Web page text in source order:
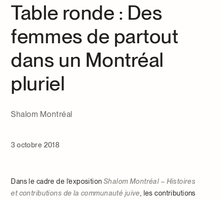
Table ronde : Des
femmes de partout
dans un Montréal
pluriel
Shalom Montréal
3 octobre 2018
Dans le cadre de l’exposition Shalom Montréal – Histoires
et contributions de la communauté juive , les contributions